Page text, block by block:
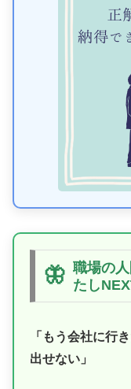
🦋 職場の
たし
「もう会社に行
出せない」